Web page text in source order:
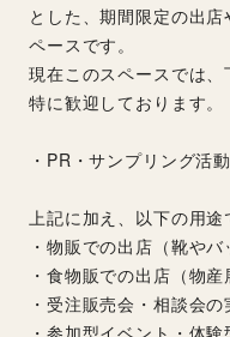
とした、期間限定の出
ペースです。
現在このスペースでは
特に歓迎しております。
・PR・サンプリング活動
上記に加え、以下の用途
・物販での出店（靴や
・食物販での出店（物
・受注販売会・相談会の
・参加型イベント・体